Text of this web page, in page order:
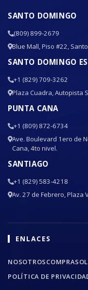
SANTO DOMINGO
(809) 899-2679
Blue Mall, Piso #22,
SANTO DOMINGO
+1 (829) 709-3262
Plaza Cuadra, Autopista
PUNTA CANA
+1 (809) 872-6734
Ave. Boulevard 1ero de
Cana, 4to nivel.
SANTIAGO
+1 (829) 583-4218
Av. 27 de Febrero, Plaza
ENLACES
NOSOTROSCOMPRA
POLÍTICA DE